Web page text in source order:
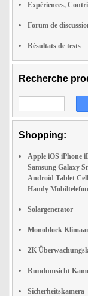
Expériences,
Forum de
Résultats de tests
Recherche
Shopping:
Apple iOS iPhone
Samsung Galaxy
Android Tablet
Handy Mobiltelefon
Solargenerator
Monoblock
2K
Rundumsicht
Sicherheitskamera